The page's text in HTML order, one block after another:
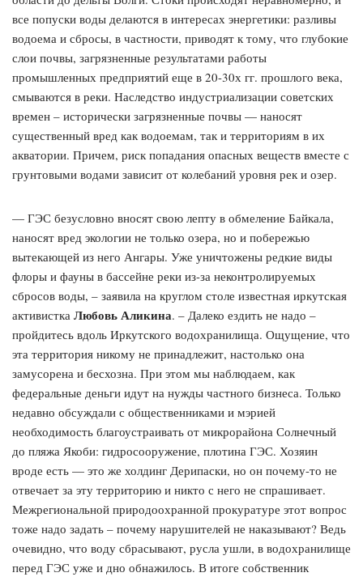
все попуски воды делаются в интересах энергетики: разливы
водоема и сбросы, в частности, приводят к тому, что глубокие
слои почвы, загрязненные результатами работы
промышленных предприятий еще в 20-30х гг. прошлого века,
смываются в реки. Наследство индустриализации советских
времен – исторически загрязненные почвы — наносят
существенный вред как водоемам, так и территориям в их
акватории. Причем, риск попадания опасных веществ вместе с
грунтовыми водами зависит от колебаний уровня рек и озер.
— ГЭС безусловно вносят свою лепту в обмеление Байкала,
наносят вред экологии не только озера, но и побережью
вытекающей из него Ангары. Уже уничтожены редкие виды
флоры и фауны в бассейне реки из-за неконтролируемых
сбросов воды, – заявила на круглом столе известная иркутская
активистка Любовь Аликина. – Далеко ездить не надо –
пройдитесь вдоль Иркутского водохранилища. Ощущение, что
эта территория никому не принадлежит, настолько она
замусорена и бесхозна. При этом мы наблюдаем, как
федеральные деньги идут на нужды частного бизнеса. Только
недавно обсуждали с общественниками и мэрией
необходимость благоустраивать от микрорайона Солнечный
до пляжа Якоби: гидросооружение, плотина ГЭС. Хозяин
вроде есть — это же холдинг Дерипаски, но он почему-то не
отвечает за эту территорию и никто с него не спрашивает.
Межрегиональной природоохранной прокуратуре этот вопрос
тоже надо задать – почему нарушителей не наказывают? Ведь
очевидно, что воду сбрасывают, русла ушли, в водохранилище
перед ГЭС уже и дно обнажилось. В итоге собственник